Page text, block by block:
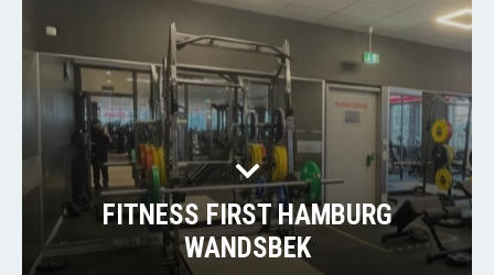
FITNESS FIRST HAMBURG
WANDSBEK